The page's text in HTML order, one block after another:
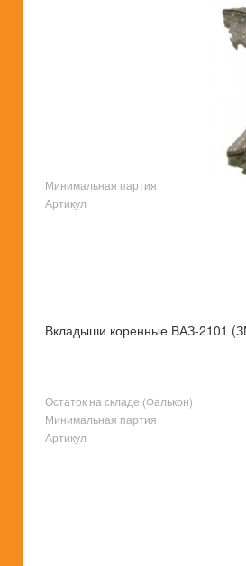
Минимальная партия
Артикул
Вкладыши коренные ВАЗ-2101
Остаток на складе (Фалькон)
Минимальная партия
Артикул